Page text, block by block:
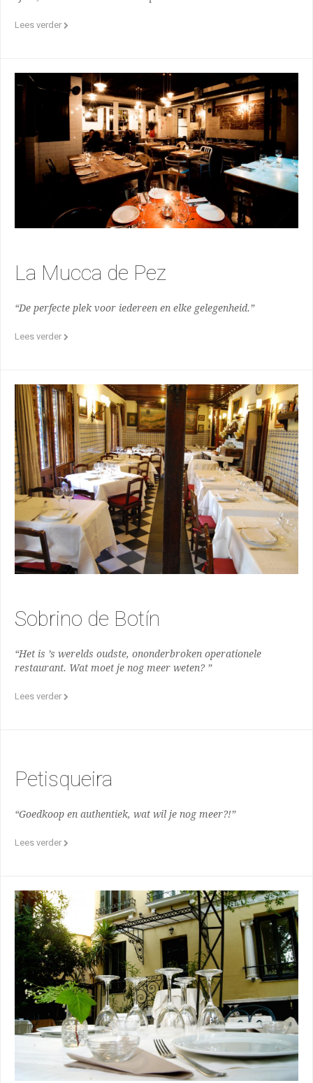
Lees verder
La Mucca de Pez
“De perfecte plek voor iedereen en elke gelegenheid.”
Lees verder
Sobrino de Botín
“Het is ’s werelds oudste, ononderbroken operationele
restaurant. Wat moet je nog meer weten? ”
Lees verder
Petisqueira
“Goedkoop en authentiek, wat wil je nog meer?!”
Lees verder